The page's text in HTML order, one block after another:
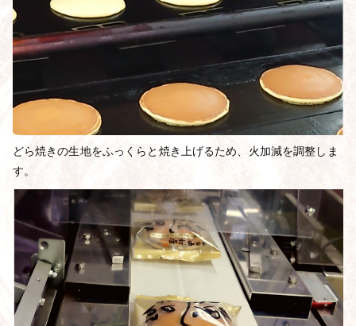
どら焼きの生地をふっくらと焼き上げるため、火加減を調整しま
す。